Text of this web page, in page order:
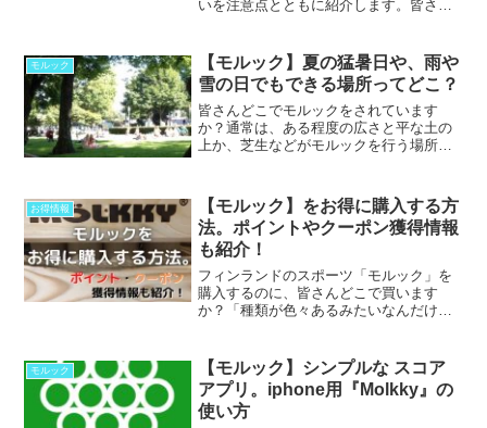
いを注意点とともに紹介します。皆さん
できます。（...
モルック
【モルック】夏の猛暑日や、雨や
雪の日でもできる場所ってどこ？
皆さんどこでモルックをされています
か？通常は、ある程度の広さと平な土の
上か、芝生などがモルックを行う場所と
気が良い日は気持ちよく...
お得情報
【モルック】をお得に購入する方
法。ポイントやクーポン獲得情報
も紹介！
フィンランドのスポーツ「モルック」を
購入するのに、皆さんどこで買います
か？「種類が色々あるみたいなんだけ
ってしまいますよね。今回はTA...
モルック
【モルック】シンプルな スコア
アプリ。iphone用『Molkky』の
使い方